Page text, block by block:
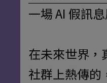
一場 AI 假訊
在未來世界，
社群上熱傳的